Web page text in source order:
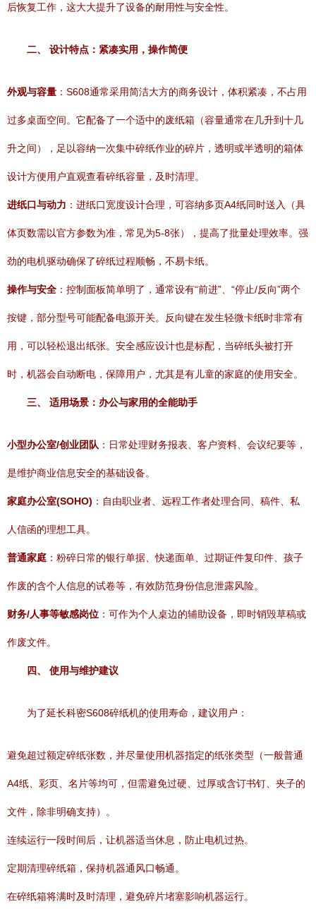
后恢复工作，这大大提升了设备的耐用性与安全性。
二、 设计特点：紧凑实用，操作简便
外观与容量 ：S608通常采用简洁大方的商务设计，体积紧凑，不占用
过多桌面空间。它配备了一个适中的废纸箱（容量通常在几升到十几
升之间），足以容纳一次集中碎纸作业的碎片，透明或半透明的箱体
设计方便用户直观查看碎纸容量，及时清理。
进纸口与动力 ：进纸口宽度设计合理，可容纳多页A4纸同时送入（具
体页数需以官方参数为准，常见为5-8张），提高了批量处理效率。强
劲的电机驱动确保了碎纸过程顺畅，不易卡纸。
操作与安全 ：控制面板简单明了，通常设有“前进”、“停止/反向”两个
按键，部分型号可能配备电源开关。反向键在发生轻微卡纸时非常有
用，可以轻松退出纸张。安全感应设计也是标配，当碎纸头被打开
时，机器会自动断电，保障用户，尤其是有儿童的家庭的使用安全。
三、 适用场景：办公与家用的全能助手
小型办公室/创业团队 ：日常处理财务报表、客户资料、会议纪要等，
是维护商业信息安全的基础设备。
家庭办公室(SOHO) ：自由职业者、远程工作者处理合同、稿件、私
人信函的理想工具。
普通家庭 ：粉碎日常的银行单据、快递面单、过期证件复印件、孩子
作废的含个人信息的试卷等，有效防范身份信息泄露风险。
财务/人事等敏感岗位 ：可作为个人桌边的辅助设备，即时销毁草稿或
作废文件。
四、 使用与维护建议
为了延长科密S608碎纸机的使用寿命，建议用户：
避免超过额定碎纸张数，并尽量使用机器指定的纸张类型（一般普通
A4纸、彩页、名片等均可，但需避免过硬、过厚或含订书钉、夹子的
文件，除非明确支持）。
连续运行一段时间后，让机器适当休息，防止电机过热。
定期清理碎纸箱，保持机器通风口畅通。
在碎纸箱将满时及时清理，避免碎片堵塞影响机器运行。